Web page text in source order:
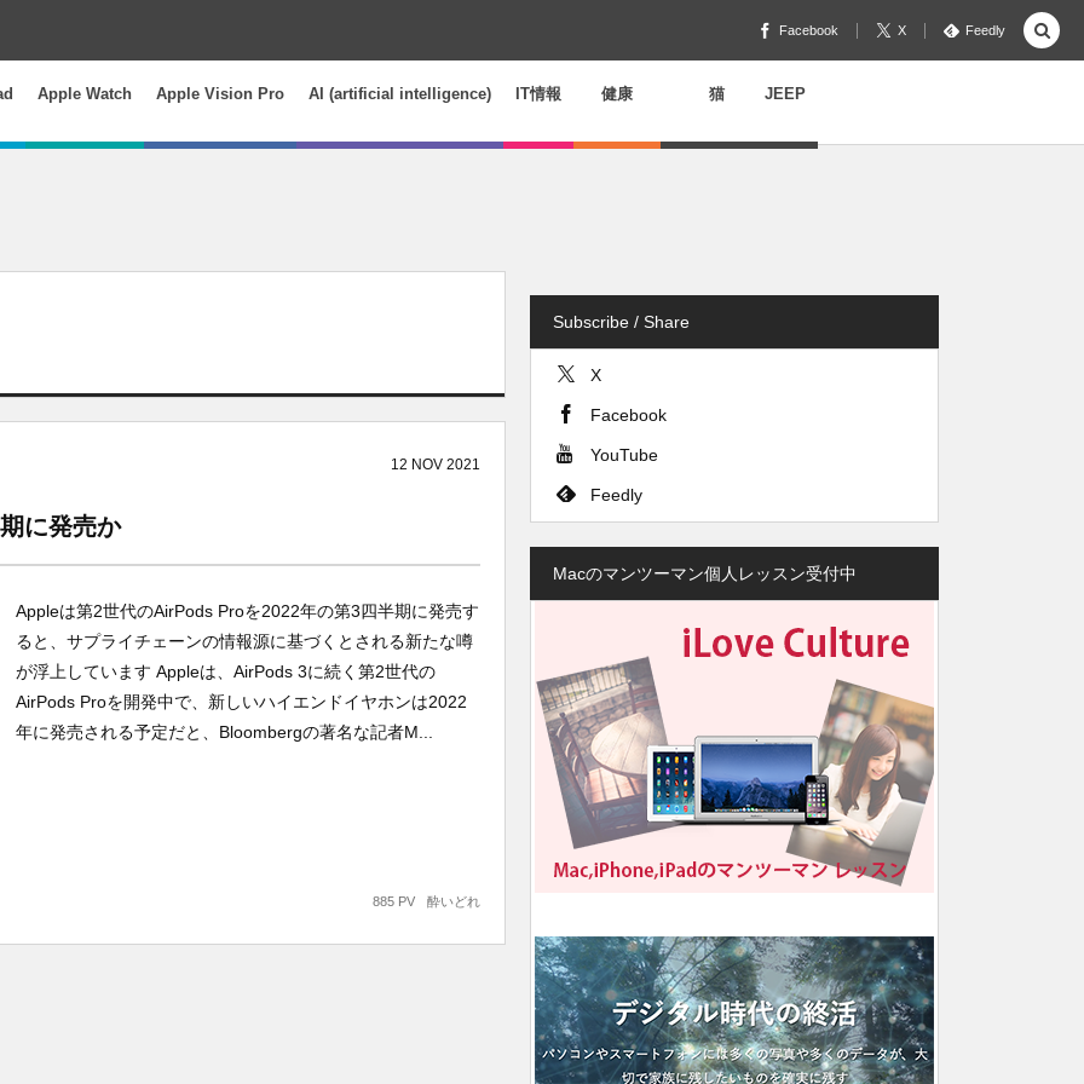
Facebook X Feedly
Apple Watch Apple Vision Pro AI (artificial intelligence) IT情報 健康 猫 JEEP
12 NOV 2021
に発売か
Appleは第2世代のAirPods Proを2022年の第3四半期に発売す
ると、サプライチェーンの情報源に基づくとされる新たな噂
が浮上しています Appleは、AirPods 3に続く第2世代の
AirPods Proを開発中で、新しいハイエンドイヤホンは2022
年に発売される予定だと、Bloombergの著名な記者M...
酔いどれ
885 PV
Subscribe / Share
X
Facebook
YouTube
Feedly
Macのマンツーマン個人レッスン受付中